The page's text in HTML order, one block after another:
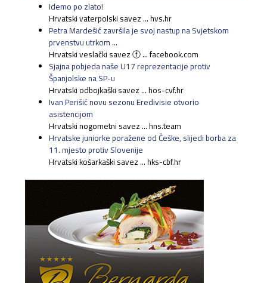
Idemo po zlato!
Hrvatski vaterpolski savez ... hvs.hr
Petra Mardešić završila je svoj nastup na Svjetskom
prvenstvu utrkom ...
Hrvatski veslački savez ⓕ ... facebook.com
Sjajna pobjeda naše U17 reprezentacije protiv
Španjolske na SP-u
Hrvatski odbojkaški savez ... hos-cvf.hr
Ivan Perišić novu sezonu Eredivisie otvorio
asistencijom
Hrvatski nogometni savez ... hns.team
Hrvatske juniorke poražene od Češke, slijedi borba za
11. mjesto protiv Slovenije
Hrvatski košarkaški savez ... hks-cbf.hr